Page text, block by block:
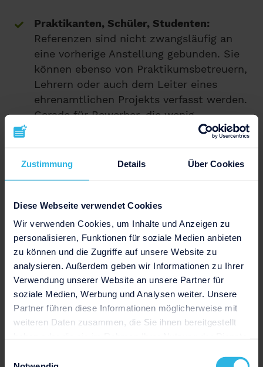
Zustimmung Details Über Cookies
Diese Webseite verwendet Cookies
Wir verwenden Cookies, um Inhalte und Anzeigen zu
personalisieren, Funktionen für soziale Medien anbieten
zu können und die Zugriffe auf unsere Website zu
analysieren. Außerdem geben wir Informationen zu Ihrer
Verwendung unserer Website an unsere Partner für
soziale Medien, Werbung und Analysen weiter. Unsere
Partner führen diese Informationen möglicherweise mit
weiteren Daten zusammen, die Sie ihnen bereitgestellt
Praktikanten, Schüler, Studenten:
Referenzen sind nicht zwangsläufig an
eine vorherige Anstellung gebunden. Sie
können ebenso von Praktikumsbetreuern,
Lehrern oder auch dem Leiter eines
ehrenamtlichen Projekts verfasst werden.
Gerade für Bewerber, die wenig
haben und denen
folglich noch keine Arbeitszeugnisse
ausgestellt wurden, können Referenzen
Berufstätige:Berufserfahrene können
sich mittels Referenzen ihre bisherigen
Erfolge und Erfahrungen bescheinigen
lassen und sie zum Beispiel
gewinnbringend in der Bewerbung um
eine höhere Position einsetzen.
Freiberufler: Freiberufler haben
gesetzlich keinen Anspruch auf ein
Arbeitszeugnis. Daher sind Referenzen